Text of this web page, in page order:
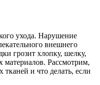
ухода. Нарушение
внешнего
грозит хлопку, шелку,
материалов. Рассмотрим,
тканей и что делать, если